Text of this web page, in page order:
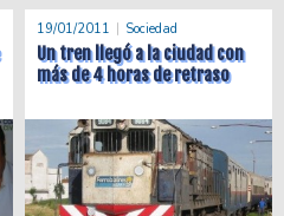
19/01/2011 Sociedad
Un tren llegó a la ciudad con
más de 4 horas de retraso